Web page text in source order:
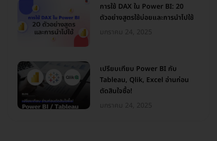
การใช้ DAX ใน Power BI: 20
ตัวอย่างสูตรใช้บ่อยและการนำไปใช้
มกราคม 24, 2025
เปรียบเทียบ Power BI กับ
Tableau, Qlik, Excel อ่านก่อน
ตัดสินใจซื้อ!
มกราคม 24, 2025